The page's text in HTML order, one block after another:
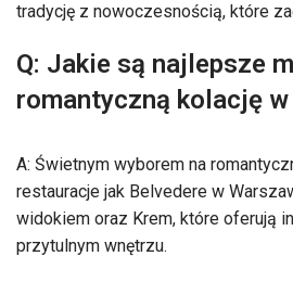
tradycję z nowoczesnością, które
Q: Jakie są najlepsze
romantyczną kolację
A: Świetnym wyborem na
restauracje jak Belvedere w
widokiem oraz Krem, które oferują
przytulnym wnętrzu.